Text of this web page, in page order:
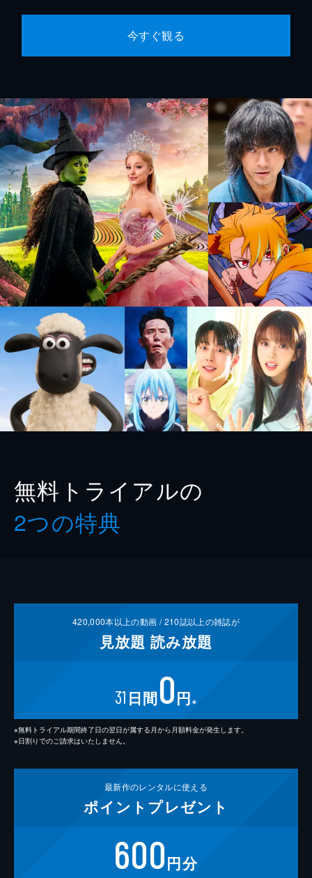
今すぐ観る
無料トライアルの
2つの特典
420,000本以上の動画 /210誌以上の雑誌が
見放題 読み放題
31 日間0円 ※
※無料トライアル期間終了日の翌日が属する月から月額料金が発生します。
※日割りでのご請求はいたしません。
最新作のレンタルに使える
ポイント プレゼント
600円分